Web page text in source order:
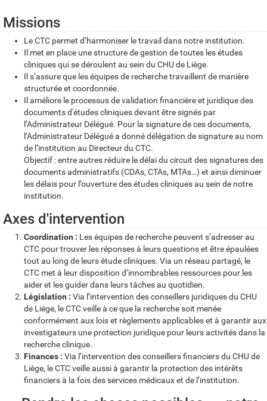
Missions
Le CTC permet d’harmoniser le travail dans notre institution.
Il met en place une structure de gestion de toutes les études
cliniques qui se déroulent au sein du CHU de Liège.
Il s’assure que les équipes de recherche travaillent de manière
structurée et coordonnée.
Il améliore le processus de validation financière et juridique des
documents d'études cliniques devant être signés par
l’Administrateur Délégué. Pour la signature de ces documents,
l’Administrateur Délégué a donné délégation de signature au nom
de l’institution au Directeur du CTC.
Objectif : entre autres réduire le délai du circuit des signatures des
documents administratifs (CDAs, CTAs, MTAs…) et ainsi diminuer
les délais pour l’ouverture des études cliniques au sein de notre
institution.
Axes d'intervention
Coordination : Les équipes de recherche peuvent s’adresser au
CTC pour trouver les réponses à leurs questions et être épaulées
tout au long de leurs étude cliniques. Via un réseau partagé, le
CTC met à leur disposition d’innombrables ressources pour les
aider et les guider dans leurs tâches au quotidien.
Législation : Via l’intervention des conseillers juridiques du CHU
de Liège, le CTC veille à ce que la recherche soit menée
conformément aux lois et règlements applicables et à garantir aux
investigateurs une protection juridique pour leurs activités dans la
recherche clinique.
Finances : Via l’intervention des conseillers financiers du CHU de
Liège, le CTC veille aussi à garantir la protection des intérêts
financiers à la fois des services médicaux et de l’institution.